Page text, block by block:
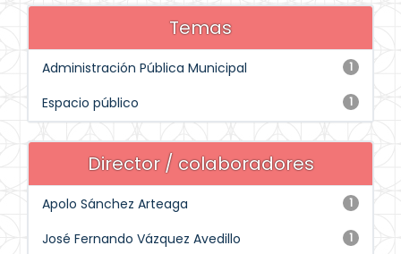
Temas
1
Administración Pública Municipal
1
Espacio público
Director / colaboradores
1
Apolo Sánchez Arteaga
1
José Fernando Vázquez Avedillo